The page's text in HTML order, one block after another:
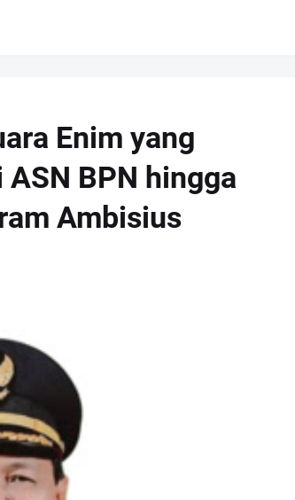
Enim yang
BPN hingga
Ambisius